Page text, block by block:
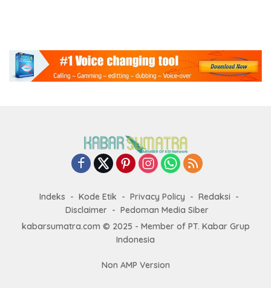
Indeks Kode Etik Privacy Policy
Redaksi
Disclaimer
Pedoman Media Siber
kabarsumatra.com © 2025 - Member of PT. Kabar Grup
Indonesia
Non AMP Version